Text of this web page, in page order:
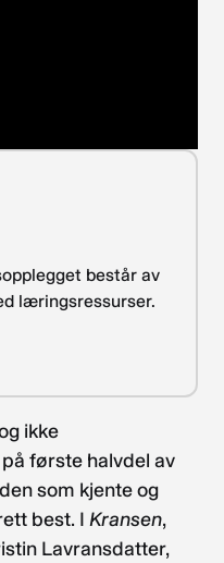
består av
læringsressurser.
ikke
første halvdel av
som kjente og
best. I Kransen,
Lavransdatter,